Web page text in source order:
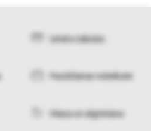
Izmēru tabulas
Pasūtīšanas noteikumi
Maiņa un atgriešana